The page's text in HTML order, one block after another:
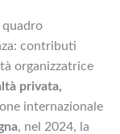
quadro
contributi
organizzatrice
privata,
internazionale
, nel 2024, la